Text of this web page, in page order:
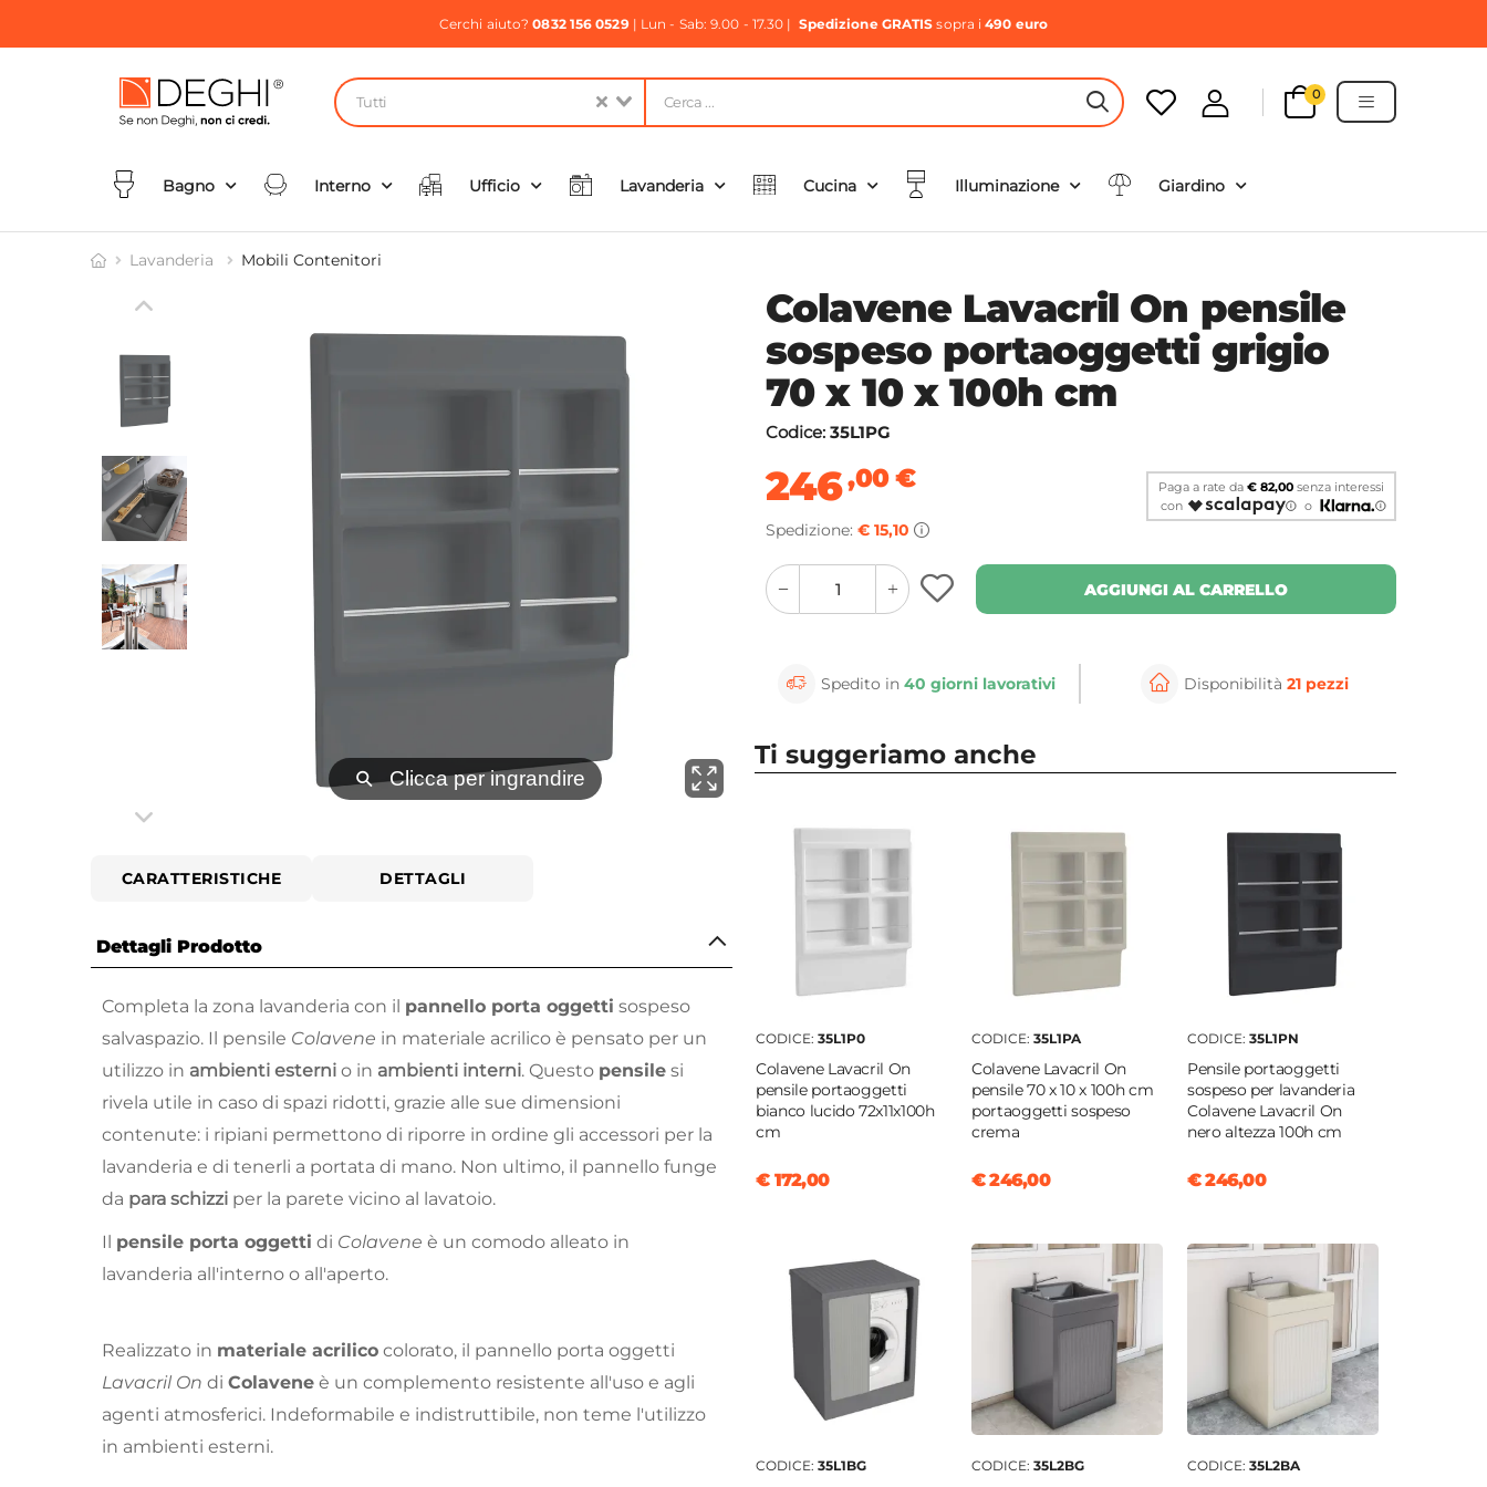
Cerchi aiuto?0832 156 0529| Lun - Sab: 9.00 - 17.30 | Spedizione GRATIS sopra i490 euro
Tutti HEADER SEARCH BUTTON
0
Bagno Interno Ufficio Lavanderia Cucina Illuminazione Giardino
Lavanderia Mobili Contenitori
⚲ Clicca per ingrandire ⚲ Clicca per ingrandire
CARATTERISTICHE DETTAGLI
Dettagli Prodotto
Completa la zona lavanderia con il pannello porta oggetti sospeso
salvaspazio. Il pensile Colavene in materiale acrilico è pensato per un
utilizzo in ambienti esterni o in ambienti interni. Questo pensile si
rivela utile in caso di spazi ridotti, grazie alle sue dimensioni
contenute: i ripiani permettono di riporre in ordine gli accessori per la
lavanderia e di tenerli a portata di mano. Non ultimo, il pannello funge
da para schizzi per la parete vicino al lavatoio.
Il pensile porta oggetti di Colavene è un comodo alleato in
lavanderia all'interno o all'aperto.
Realizzato in materiale acrilico colorato, il pannello porta oggetti
Lavacril On di Colavene è un complemento resistente all'uso e agli
agenti atmosferici. Indeformabile e indistruttibile, non teme l'utilizzo
in ambienti esterni.
Colavene Lavacril On pensile
sospeso portaoggetti grigio
70 x 10 x 100h cm
Codice: 35L1PG
246,00€
Spedizione: € 15,10
Paga a rate da€ 82,00 senza interessi
con
o
quantity
button
quantity
minus
button
AGGIUNGI AL CARRELLO
Spedito in40 giorni lavorativi Disponibilità 21 pezzi
Ti suggeriamo anche
CODICE: 35L1P0
Colavene Lavacril On
pensile portaoggetti
bianco lucido 72x11x100h
cm
€ 172,00
CODICE: 35L1PA
Colavene Lavacril On
pensile 70 x 10 x 100h cm
portaoggetti sospeso
crema
€ 246,00
CODICE: 35L1PN
Pensile portaoggetti
sospeso per lavanderia
Colavene Lavacril On
nero altezza 100h cm
€ 246,00
CODICE: 35L1BG CODICE: 35L2BG CODICE: 35L2BA